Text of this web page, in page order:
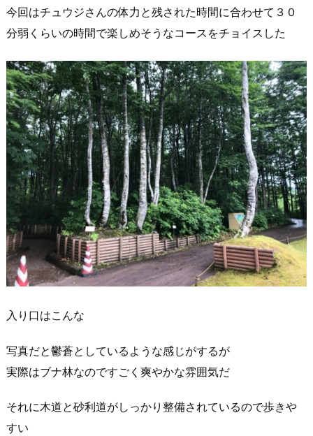
今回はチュウジさんの体力と残された時間に合わせて３０
分弱くらいの時間で楽しめそうなコースをチョイスした
入り口はこんな
写真だと鬱蒼としているような感じがするが
実際はブナ林なのですごく爽やかな雰囲気だ
それに木道と砂利道がしっかり整備されているので歩きや
すい